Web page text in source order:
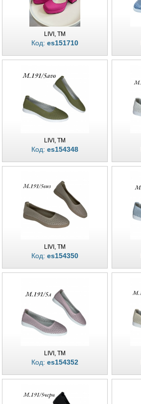
LIVI, TM
Код: es151710
LIVI, TM
Код: es154348
LIVI, TM
Код: es154350
LIVI, TM
Код: es154352